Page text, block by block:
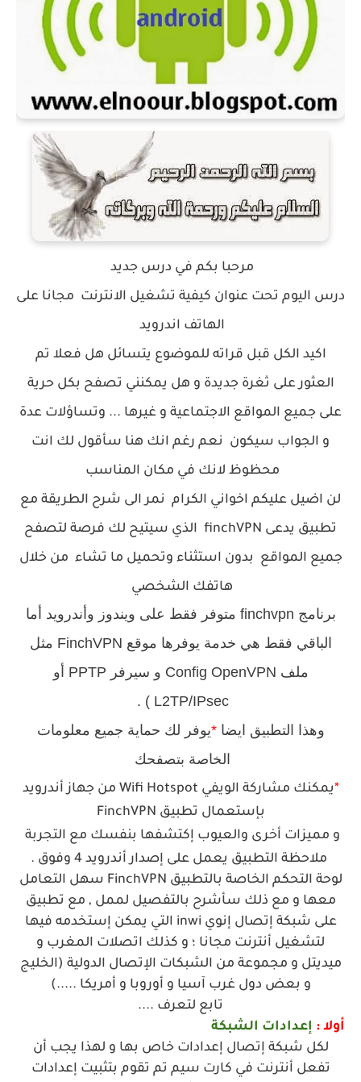
مرحبا بكم في درس جديد
درس اليوم تحت عنوان كيفية تشغيل الانترنت مجانا على
الهاتف اندرويد
اكيد الكل قبل قراته للموضوع يتسائل هل فعلا تم
العثور على ثغرة جديدة و هل يمكنني تصفح بكل حرية
على جميع المواقع الاجتماعية و غيرها ... وتساؤلات عدة
و الجواب سيكون نعم رغم انك هنا سأقول لك انت
محظوظ لانك في مكان المناسب
لن اضيل عليكم اخواني الكرام نمر الى شرح الطريقة مع
تطبيق يدعى finchVPN الذي سيتيح لك فرصة لتصفح
جميع المواقع بدون استثناء وتحميل ما تشاء من خلال
هاتفك الشخصي
برنامج finchvpn متوفر فقط على ويندوز وأندرويد أما
الباقي فقط هي خدمة يوفرها موقع FinchVPN مثل
ملف Config OpenVPN و سيرفر PPTP أو
L2TP/IPsec ) .
وهذا التطبيق ايضا*يوفر لك حماية جميع معلومات
الخاصة بتصفحك
*
يمكنك مشاركة الويفي Wifi Hotspot من جهاز أندرويد
بإستعمال تطبيق FinchVPN
و مميزات أخرى والعيوب إكتشفها بنفسك مع التجربة
ملاحظة التطبيق يعمل على إصدار أندرويد 4 وفوق .
لوحة التحكم الخاصة بالتطبيق FinchVPN سهل التعامل
معها و مع ذلك سأشرح بالتفصيل لممل , مع تطبيق
على شبكة إتصال إنوي inwi التي يمكن إستخدمه فيها
لتشغيل أنترنت مجانا ؛ و كذلك اتصلات المغرب و
ميديتل و مجموعة من الشبكات الإتصال الدولية (الخليج
و بعض دول غرب آسيا و أوروبا و أمريكا .....)
تابع لتعرف ....
أولا : إعدادات الشبكة
لكل شبكة إتصال إعدادات خاص بها و لهذا يجب أن
تفعل أنترنت في كارت سيم تم تقوم بتثبيت إعدادات